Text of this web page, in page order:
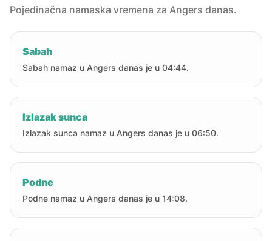
Pojedinačna namaska vremena za Angers danas.
Sabah
Sabah namaz u Angers danas je u 04:44.
Izlazak sunca
Izlazak sunca namaz u Angers danas je u 06:50.
Podne
Podne namaz u Angers danas je u 14:08.